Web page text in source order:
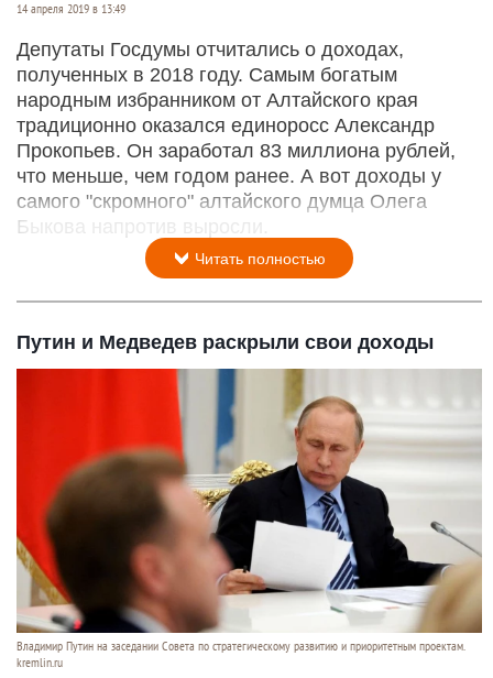
14 апреля 2019 в 13:49
Депутаты Госдумы отчитались о доходах,
полученных в 2018 году. Самым богатым
народным избранником от Алтайского края
традиционно оказался единоросс Александр
Прокопьев. Он заработал 83 миллиона рублей,
что меньше, чем годом ранее. А вот доходы у
самого "скромного" алтайского думца Олега
Быкова напротив выросли.
Читать полностью
Путин и Медведев раскрыли свои доходы
Владимир Путин на заседании Совета по стратегическому развитию и приоритетным проектам.
kremlin.ru